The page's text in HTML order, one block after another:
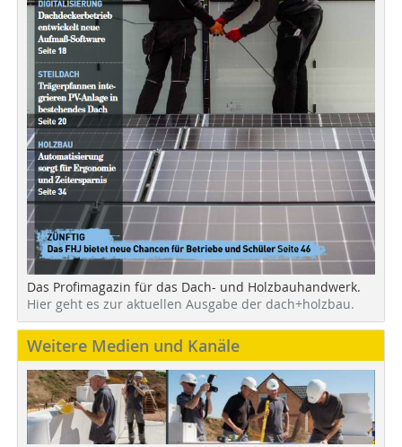
Das Profimagazin für das Dach- und Holzbauhandwerk.
Hier geht es zur aktuellen Ausgabe der dach+holzbau.
Weitere Medien und Kanäle